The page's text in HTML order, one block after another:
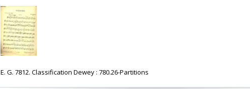
‎E. G. 7812. Classification Dewey : 780.26-Partitions‎